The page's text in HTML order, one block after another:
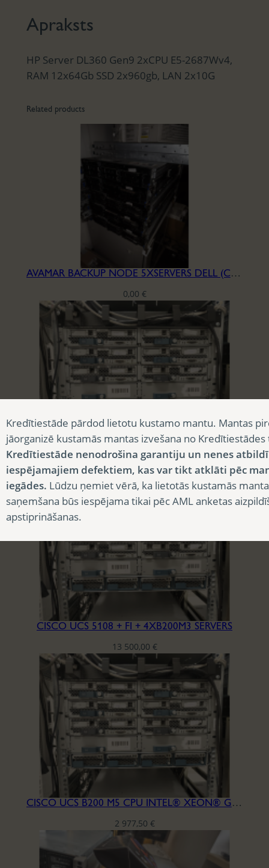
Apraksts
HP Server DL360 Gen9 2xCPU E5-2687Wv4,
RAM 12x64Gb SSD 2x960gb, LAN 2x10G
Related products
AVAMAR BACKUP NODE 5XSERVERS DELL (CPU+MB+POWER)
0,00 €
CISCO B200-M4 2XE5-2690 V4, RAM 12X64GB DDR4-2400, SSD 2×1.6TB
3 007,50€
CISCO UCS 5108 + FI + 4XB200M3 SERVERS
13 500,00 €
CISCO UCS B200 M5 CPU INTEL® XEON® GOLD 5122 RAM DDR4 256GB
2 977,50 €
Kredītiestāde pārdod lietotu kustamo mantu. Mantas
jāorganizē kustamās mantas izvešana no
Kredītiestāde nenodrošina garantiju un nenes
iespējamajiem defektiem, kas var tikt atklāti pēc
iegādes. Lūdzu ņemiet vērā, ka lietotās kustamās
saņemšana būs iespējama tikai pēc AML anketas
apstiprināšanas.